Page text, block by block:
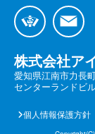
株式会社ア
愛知県江南市力長
センターランドビ
個人情報保護方針